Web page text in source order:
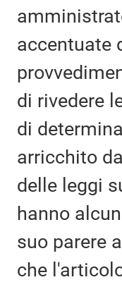
accentuate
di rivedere
di
arricchito
delle leggi
hanno
suo parere
che